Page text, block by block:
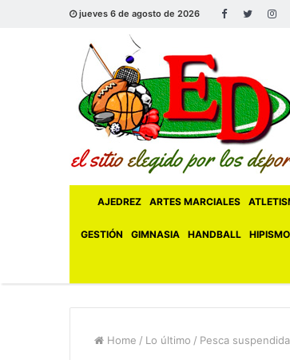
jueves 6 de agosto de 2026
AJEDREZ ARTES MARCIALES
GESTIÓN GIMNASIA HANDBALL HIPISMO
Home / Lo último / Pesca